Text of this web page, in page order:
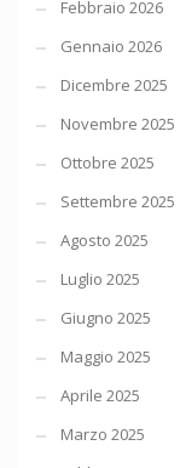
Febbraio 2026
Gennaio 2026
Dicembre 2025
Novembre 2025
Ottobre 2025
Settembre 2025
Agosto 2025
Luglio 2025
Giugno 2025
Maggio 2025
Aprile 2025
Marzo 2025